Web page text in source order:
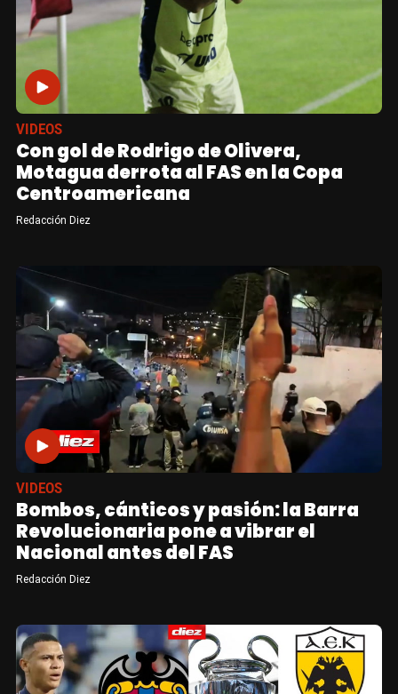
VIDEOS
Con gol de Rodrigo de Olivera,
Motagua derrota al FAS en la Copa
Centroamericana
Redacción Diez
VIDEOS
Bombos, cánticos y pasión: la Barra
Revolucionaria pone a vibrar el
Nacional antes del FAS
Redacción Diez